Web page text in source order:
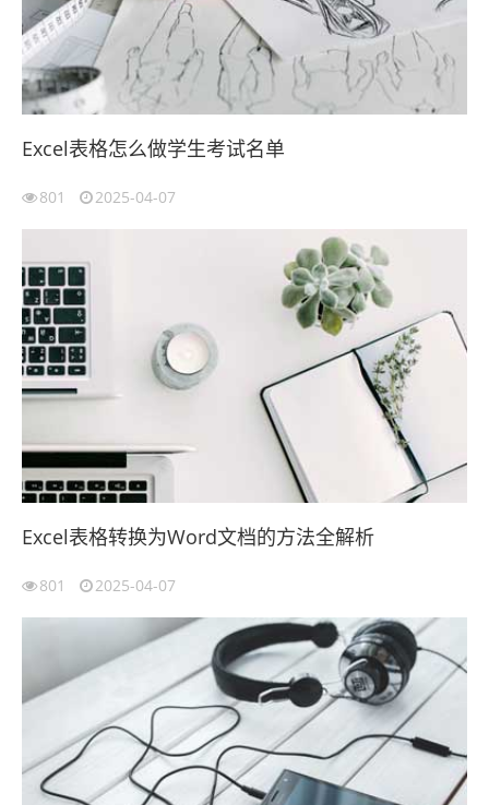
Excel表格怎么做学生考试名单
801 2025-04-07
Excel表格转换为Word文档的方法全解析
801 2025-04-07